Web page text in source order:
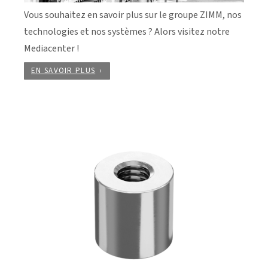
Vous souhaitez en savoir plus sur le groupe ZIMM, nos
technologies et nos systèmes ? Alors visitez notre
Mediacenter !
EN SAVOIR PLUS